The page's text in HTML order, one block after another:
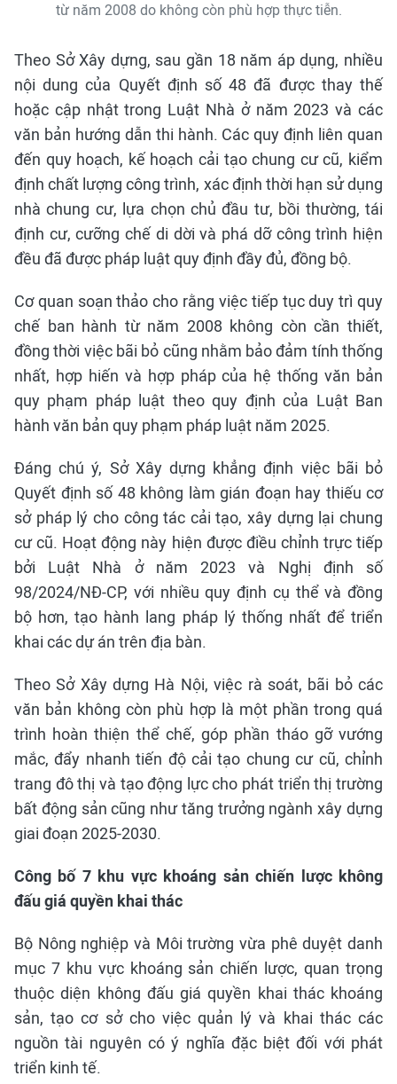
từ năm 2008 do không còn phù hợp thực tiễn.
Theo Sở Xây dựng, sau gần 18 năm áp dụng, nhiều
nội dung của Quyết định số 48 đã được thay thế
hoặc cập nhật trong Luật Nhà ở năm 2023 và các
văn bản hướng dẫn thi hành. Các quy định liên quan
đến quy hoạch, kế hoạch cải tạo chung cư cũ, kiểm
định chất lượng công trình, xác định thời hạn sử dụng
nhà chung cư, lựa chọn chủ đầu tư, bồi thường, tái
định cư, cưỡng chế di dời và phá dỡ công trình hiện
đều đã được pháp luật quy định đầy đủ, đồng bộ.
Cơ quan soạn thảo cho rằng việc tiếp tục duy trì quy
chế ban hành từ năm 2008 không còn cần thiết,
đồng thời việc bãi bỏ cũng nhằm bảo đảm tính thống
nhất, hợp hiến và hợp pháp của hệ thống văn bản
quy phạm pháp luật theo quy định của Luật Ban
hành văn bản quy phạm pháp luật năm 2025.
Đáng chú ý, Sở Xây dựng khẳng định việc bãi bỏ
Quyết định số 48 không làm gián đoạn hay thiếu cơ
sở pháp lý cho công tác cải tạo, xây dựng lại chung
cư cũ. Hoạt động này hiện được điều chỉnh trực tiếp
bởi Luật Nhà ở năm 2023 và Nghị định số
98/2024/NĐ-CP, với nhiều quy định cụ thể và đồng
bộ hơn, tạo hành lang pháp lý thống nhất để triển
khai các dự án trên địa bàn.
Theo Sở Xây dựng Hà Nội, việc rà soát, bãi bỏ các
văn bản không còn phù hợp là một phần trong quá
trình hoàn thiện thể chế, góp phần tháo gỡ vướng
mắc, đẩy nhanh tiến độ cải tạo chung cư cũ, chỉnh
trang đô thị và tạo động lực cho phát triển thị trường
bất động sản cũng như tăng trưởng ngành xây dựng
giai đoạn 2025-2030.
Công bố 7 khu vực khoáng sản chiến lược không
đấu giá quyền khai thác
Bộ Nông nghiệp và Môi trường vừa phê duyệt danh
mục 7 khu vực khoáng sản chiến lược, quan trọng
thuộc diện không đấu giá quyền khai thác khoáng
sản, tạo cơ sở cho việc quản lý và khai thác các
nguồn tài nguyên có ý nghĩa đặc biệt đối với phát
triển kinh tế.